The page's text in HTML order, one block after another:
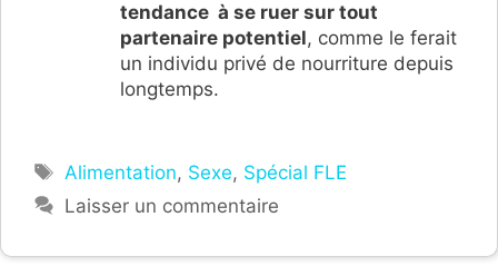
tendance à se ruer sur tout
partenaire potentiel, comme le ferait
un individu privé de nourriture depuis
longtemps.
Étiquettes
Alimentation, Sexe, Spécial FLE
Laisser un commentaire